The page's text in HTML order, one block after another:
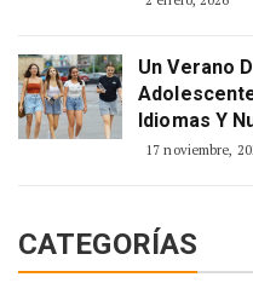
Un Verano
Idiomas Y
17 noviembre,
CATEGORÍAS